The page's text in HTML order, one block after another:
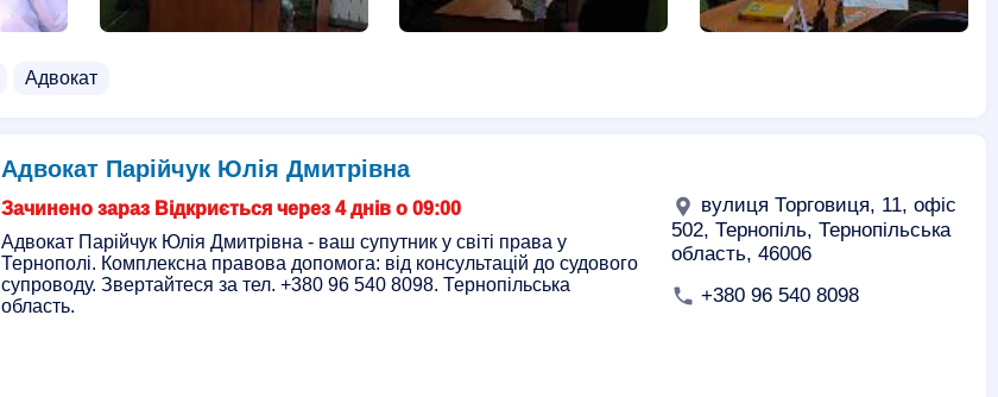
Адвокат
Адвокат Парійчук Юлія Дмитрівна
Зачинено зараз Відкриється через 4 днів о 09:00
Адвокат Парійчук Юлія Дмитрівна - ваш супутник у світі права у
Тернополі. Комплексна правова допомога: від консультацій до судового
супроводу. Звертайтеся за тел. +380 96 540 8098. Тернопільська
область.
вулиця Торговиця, 11, офіс
502, Тернопіль, Тернопільська
область, 46006
+380 96 540 8098